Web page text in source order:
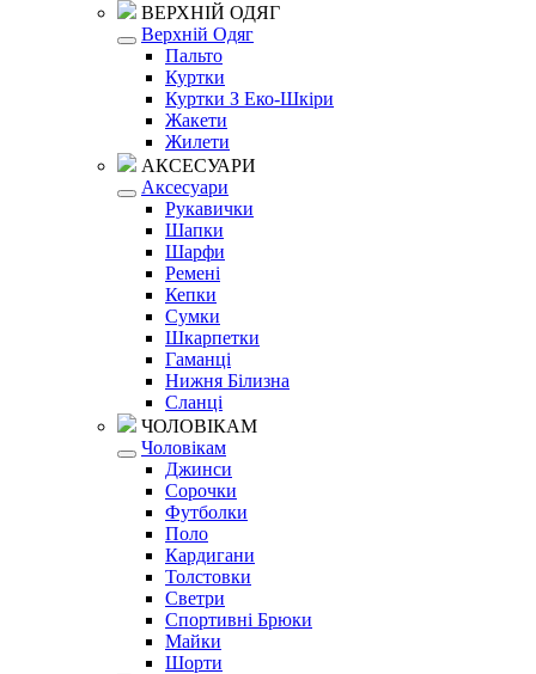
ВЕРХНІЙ ОДЯГ
Верхній Одяг
Пальто
Куртки
Куртки З Еко-Шкіри
Жакети
Жилети
АКСЕСУАРИ
Аксесуари
Рукавички
Шапки
Шарфи
Ремені
Кепки
Сумки
Шкарпетки
Гаманці
Нижня Білизна
Сланці
ЧОЛОВІКАМ
Чоловікам
Джинси
Сорочки
Футболки
Поло
Кардигани
Толстовки
Светри
Спортивні Брюки
Майки
Шорти